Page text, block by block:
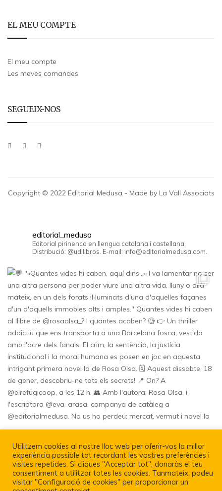
EL MEU COMPTE
El meu compte
Les meves comandes
SEGUEIX-NOS
Copyright © 2022 Editorial Medusa - Made by La Vall Associats
editorial_medusa
Editorial pirinenca en llengua catalana i castellana.
Distribució: @udllibros. E-mail: info@editorialmedusa.com.
Política De Privacitat I Avís Legal
Utilitzem cookies al nostre lloc web per oferir-vos la millor
experiència possible tot recordant les vostres preferències i
visites repetides. Si cliques "Acceptar tot", donaràs el teu
consentiment a utilitzar totes les cookies. Tanmateix, podeu
visitar "Configuració de cookies" per proporcionar un